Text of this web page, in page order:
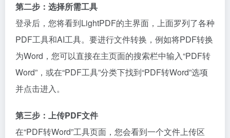
第二步：选择所需工具
登录后，您将看到LightPDF的主界面，上面罗列了各种
PDF工具和AI工具。要进行文件转换，例如将PDF转换
为Word，您可以直接在主页面的搜索栏中输入“PDF转
Word”，或在“PDF工具”分类下找到“PDF转Word”选项
并点击进入。
第三步：上传PDF文件
在“PDF转Word”工具页面，您会看到一个文件上传区